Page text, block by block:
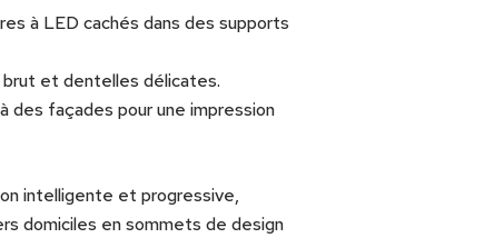
à LED cachés dans des supports
et dentelles délicates.
des façades pour une impression
intelligente et progressive,
domiciles en sommets de design